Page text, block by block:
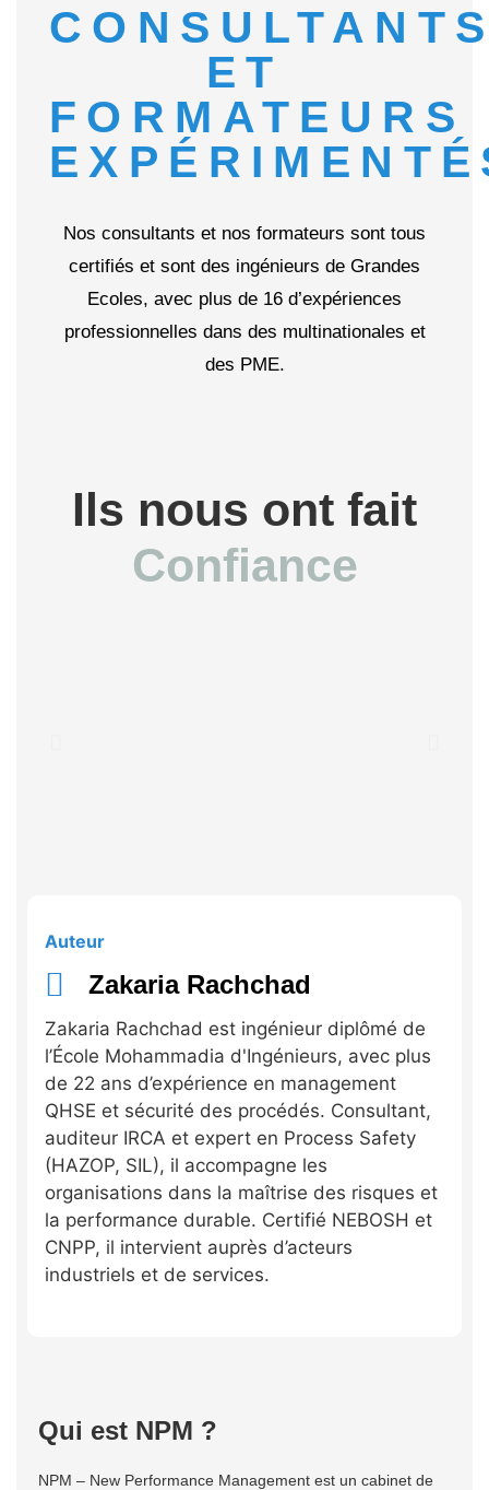
ET
FORMATEURS
Nos consultants et nos formateurs sont tous
certifiés et sont des ingénieurs de Grandes
Ecoles, avec plus de 16 d’expériences
professionnelles dans des multinationales et
des PME.
Ils nous ont fait
Confiance
Auteur
Zakaria Rachchad
Zakaria Rachchad est ingénieur diplômé de
l’École Mohammadia d'Ingénieurs, avec plus
de 22 ans d’expérience en management
QHSE et sécurité des procédés. Consultant,
auditeur IRCA et expert en Process Safety
(HAZOP, SIL), il accompagne les
organisations dans la maîtrise des risques et
la performance durable. Certifié NEBOSH et
CNPP, il intervient auprès d’acteurs
industriels et de services.
Qui est NPM ?
NPM – New Performance Management est un cabinet de